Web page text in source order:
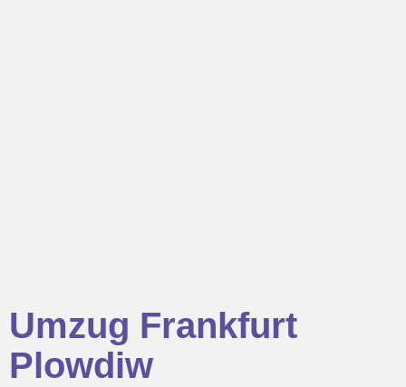
Umzug Frankfurt
Plowdiw